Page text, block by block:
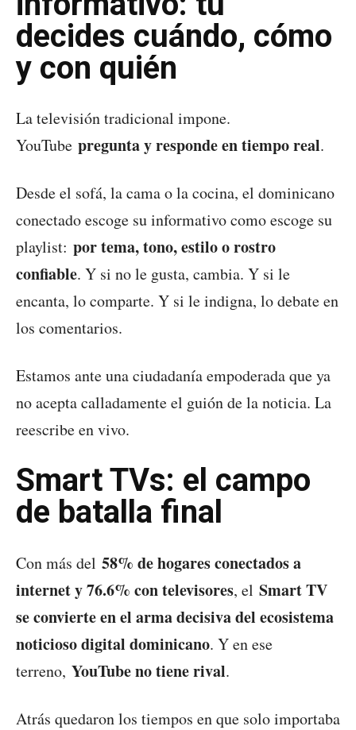
decides cuándo, cómo
y con quién
La televisión tradicional impone.
YouTube pregunta y responde en tiempo real.
Desde el sofá, la cama o la cocina, el dominicano
conectado escoge su informativo como escoge su
playlist: por tema, tono, estilo o rostro
confiable. Y si no le gusta, cambia. Y si le
encanta, lo comparte. Y si le indigna, lo debate en
los comentarios.
Estamos ante una ciudadanía empoderada que ya
no acepta calladamente el guión de la noticia. La
reescribe en vivo.
Smart TVs: el campo
de batalla final
Con más del 58% de hogares conectados a
internet y 76.6% con televisores, el Smart TV
se convierte en el arma decisiva del ecosistema
noticioso digital dominicano. Y en ese
terreno, YouTube no tiene rival.
Atrás quedaron los tiempos en que solo importaba